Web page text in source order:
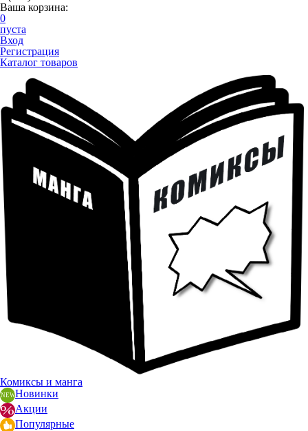
Ваша корзина:
0
пуста
Вход
Регистрация
Каталог товаров
Комиксы и манга
Новинки
Акции
Популярные